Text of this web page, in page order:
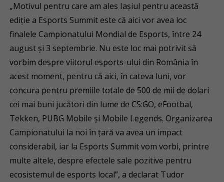
„Motivul pentru care am ales Iașiul pentru această
ediție a Esports Summit este că aici vor avea loc
finalele Campionatului Mondial de Esports, între 24
august și 3 septembrie. Nu este loc mai potrivit să
vorbim despre viitorul esports-ului din România în
acest moment, pentru că aici, în cateva luni, vor
concura pentru premiile totale de 500 de mii de dolari
cei mai buni jucători din lume de CS:GO, eFootbal,
Tekken, PUBG Mobile și Mobile Legends. Organizarea
Campionatului la noi în țară va avea un impact
considerabil, iar la Esports Summit vom vorbi, printre
multe altele, despre efectele sale pozitive pentru
ecosistemul de esports local”, a declarat Tudor